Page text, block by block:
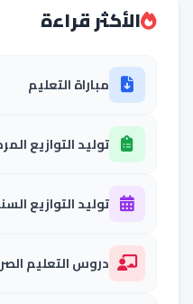
الأكثر قراءة
مباراة التعليم
توليد التوازيع
توليد التوازيع
دروس التعليم